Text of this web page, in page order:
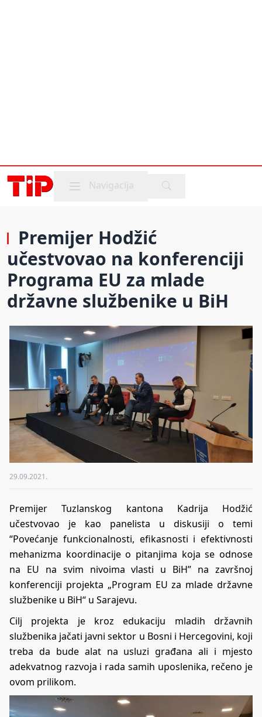
Mobile menu
Navigacija
Premijer Hodžić
učestvovao na konferenciji
Programa EU za mlade
državne službenike u BiH
29.09.2021.
Premijer Tuzlanskog kantona Kadrija Hodžić
učestvovao je kao panelista u diskusiji o temi
“Povećanje funkcionalnosti, efikasnosti i efektivnosti
mehanizma koordinacije o pitanjima koja se odnose
na EU na svim nivoima vlasti u BiH” na završnoj
konferenciji projekta „Program EU za mlade državne
službenike u BiH“ u Sarajevu.
Cilj projekta je kroz edukaciju mladih državnih
službenika jačati javni sektor u Bosni i Hercegovini, koji
treba da bude alat na usluzi građana ali i mjesto
adekvatnog razvoja i rada samih uposlenika, rečeno je
ovom prilikom.